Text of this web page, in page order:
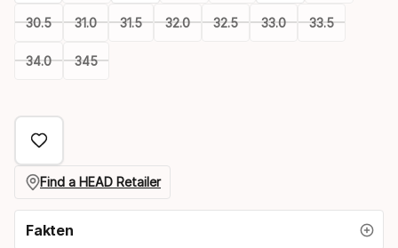
30.5 31.0 31.5 32.0 32.5 33.0 33.5
34.0 345
select
option:
größe
Find a HEAD Retailer
Fakten